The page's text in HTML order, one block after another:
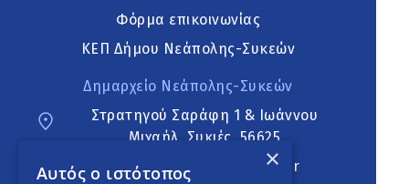
Φόρμα επικοινωνίας
ΚΕΠ Δήμου Νεάπολης-Συκεών
Δημαρχείο Νεάπολης-Συκεών
Στρατηγού Σαράφη 1 & Ιωάννου
Μιχαήλ, Συκιές, 56625
neapoli.sykies@ddt.gov.gr
×
Αυτός ο ιστότοπος